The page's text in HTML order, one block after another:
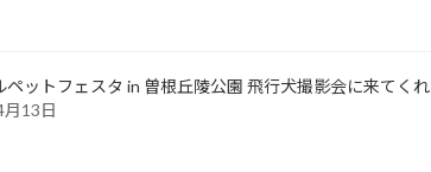
ペットフェスタ in 曽根丘陵公園 飛行犬撮影会に来てく
13日